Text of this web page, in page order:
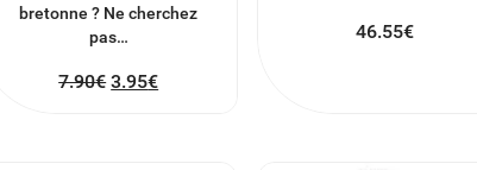
bretonne ? Ne cherchez
pas…
7.90€ 3.95€
46.55€